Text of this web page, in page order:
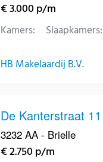
€ 3.000 p/m
Kamers: Slaapkamers:
HB Makelaardij B.V.
De Kanterstraat 11
3232 AA - Brielle
€ 2.750 p/m